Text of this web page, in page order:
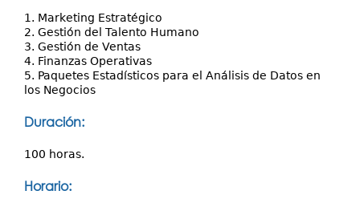
1. Marketing Estratégico
2. Gestión del Talento Humano
3. Gestión de Ventas
4. Finanzas Operativas
5. Paquetes Estadísticos para el Análisis de Datos en
los Negocios
Duración:
100 horas.
Horario: